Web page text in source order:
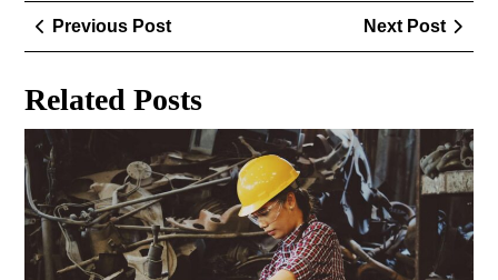
Navigacija
tarp
įrašų
Previous PostPrevious
Post
Next Post
Next
Post
Related Posts